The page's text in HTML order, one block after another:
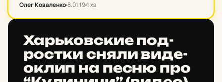
Олег Коваленко8.01.191 хв
Харь­ков­ские под­
рос­тки сняли ви­де­
ок­лип на песню про